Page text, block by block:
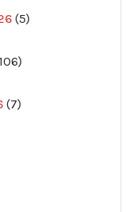
5
produkter
106
produkter
7
produkter